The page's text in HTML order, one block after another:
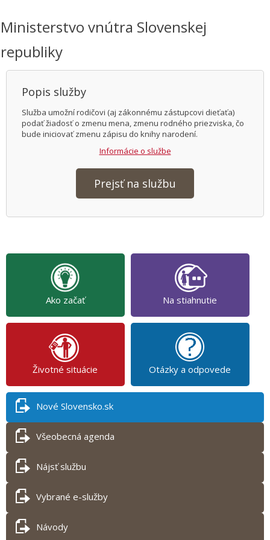
Ministerstvo vnútra Slovenskej
republiky
Popis služby
Služba umožní rodičovi (aj zákonnému zástupcovi dieťaťa)
podať žiadosť o zmenu mena, zmenu rodného priezviska, čo
bude iniciovať zmenu zápisu do knihy narodení.
Informácie o službe
Prejsť na službu
Ako začať Na stiahnutie
Životné situácie Otázky a odpovede
Nové Slovensko.sk
Všeobecná agenda
Nájsť službu
Vybrané e-služby
Návody